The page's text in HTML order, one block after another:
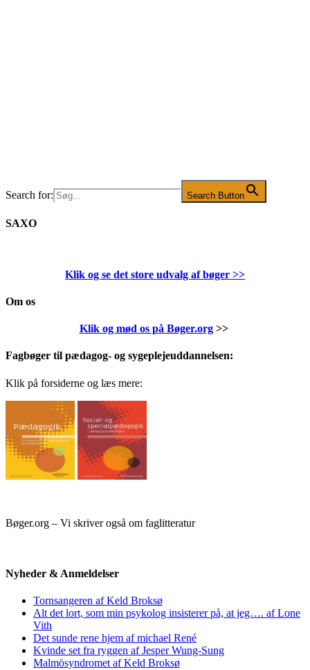
Search for: Search Button
SAXO
Klik og se det store udvalg af bøger >>
Om os
Klik og mød os på Bøger.org>>
Fagbøger til pædagog- og sygeplejeuddannelsen:
Klik på forsiderne og læs mere:
Bøger.org – Vi skriver også om faglitteratur
Nyheder & Anmeldelser
Tornsangeren af Keld Broksø
Alt det lort, som min psykolog insisterer på, at jeg…. af Lone
Vith
Det sunde rene hjem af michael René
Kvinde set fra ryggen af Jesper Wung-Sung
Malmösyndromet af Keld Broksø